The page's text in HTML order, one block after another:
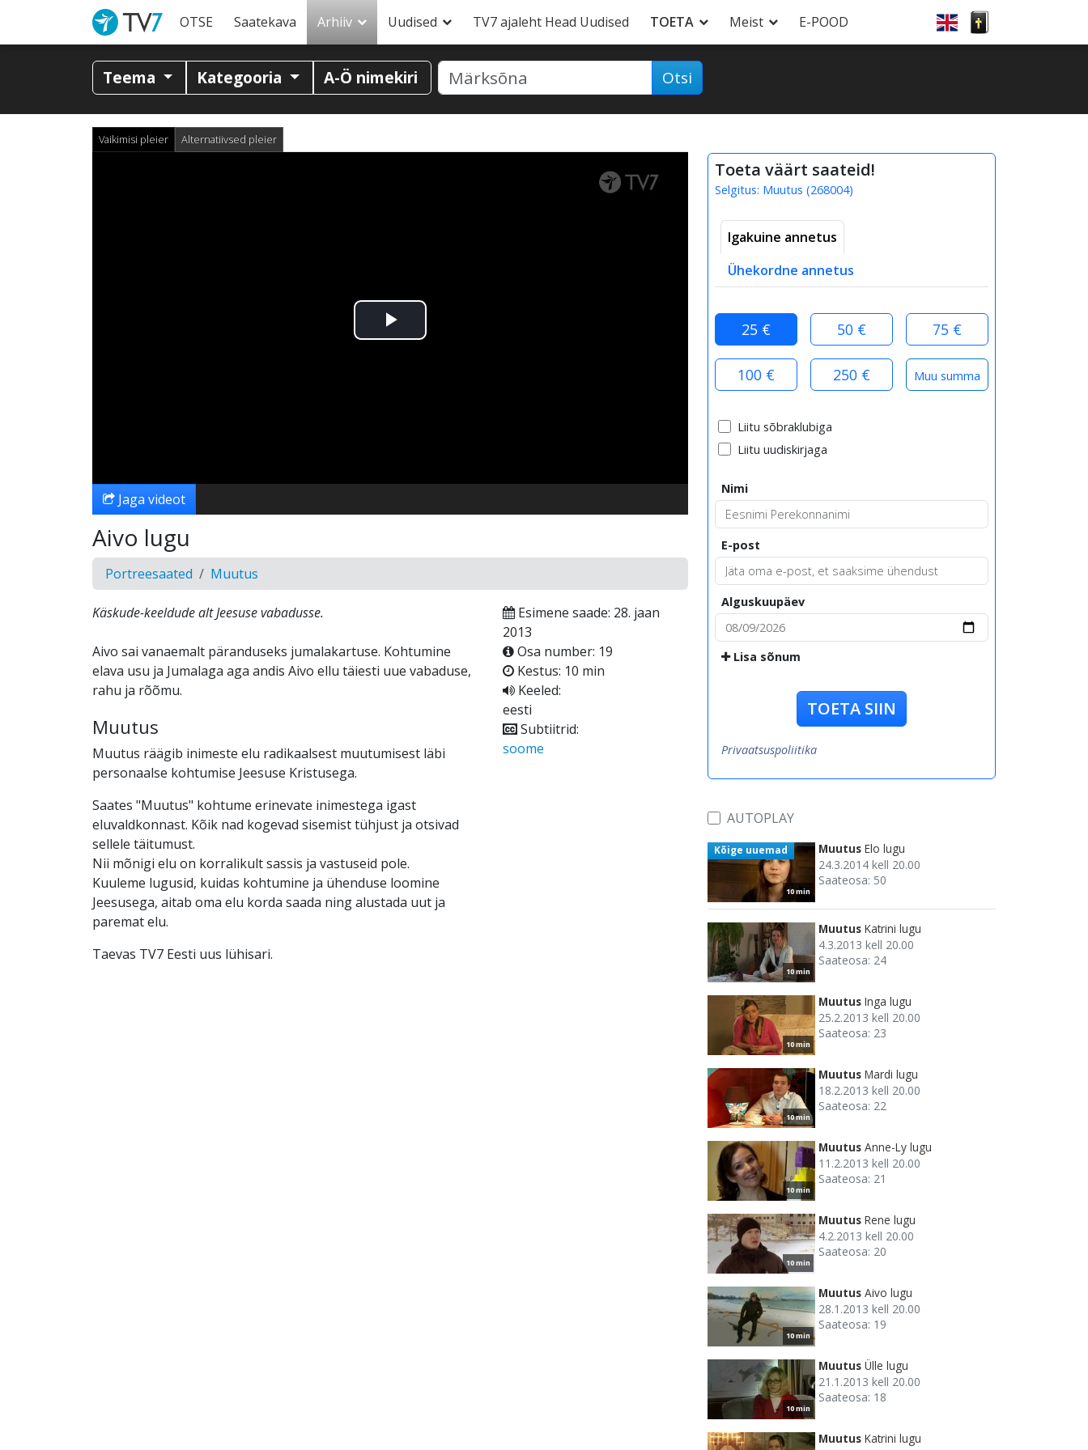
OTSE Saatekava Arhiiv Uudised TV7 ajaleht Head Uudised TOETA Meist E-POOD
Teema Kategooria A-Ö nimekiri Otsi
Vaikimisi pleier Alternatiivsed pleier
Esita
Jaga videot
Aivo lugu
Portreesaated Muutus
Käskude-keeldude alt Jeesuse vabadusse.
Aivo sai vanaemalt päranduseks jumalakartuse. Kohtumine
elava usu ja Jumalaga aga andis Aivo ellu täiesti uue vabaduse,
rahu ja rõõmu.
Muutus
Muutus räägib inimeste elu radikaalsest muutumisest läbi
personaalse kohtumise Jeesuse Kristusega.
Saates "Muutus" kohtume erinevate inimestega igast
eluvaldkonnast. Kõik nad kogevad sisemist tühjust ja otsivad
sellele täitumust.
Nii mõnigi elu on korralikult sassis ja vastuseid pole.
Kuuleme lugusid, kuidas kohtumine ja ühenduse loomine
Jeesusega, aitab oma elu korda saada ning alustada uut ja
paremat elu.
Taevas TV7 Eesti uus lühisari.
Esimene saade: 28. jaan
2013
Osa number: 19
Kestus: 10 min
Keeled:
eesti
Subtiitrid:
soome
Toeta väärt saateid!
Selgitus: Muutus (268004)
Igakuine annetus
Ühekordne annetus
25 € 50 € 75 €
100 € 250 €
Liitu sõbraklubiga
Liitu uudiskirjaga
Nimi
E-post
Alguskuupäev
Lisa sõnum
TOETA SIIN
Privaatsuspoliitika
AUTOPLAY
10 min
Kõige uuemad Muutus Elo lugu
24.3.2014 kell 20.00
Saateosa: 50
10 min
Muutus Katrini lugu
4.3.2013 kell 20.00
Saateosa: 24
10 min
Muutus Inga lugu
25.2.2013 kell 20.00
Saateosa: 23
10 min
Muutus Mardi lugu
18.2.2013 kell 20.00
Saateosa: 22
10 min
Muutus Anne-Ly lugu
11.2.2013 kell 20.00
Saateosa: 21
10 min
Muutus Rene lugu
4.2.2013 kell 20.00
Saateosa: 20
10 min
Muutus Aivo lugu
28.1.2013 kell 20.00
Saateosa: 19
10 min
Muutus Ülle lugu
21.1.2013 kell 20.00
Saateosa: 18
Muutus Katrini lugu